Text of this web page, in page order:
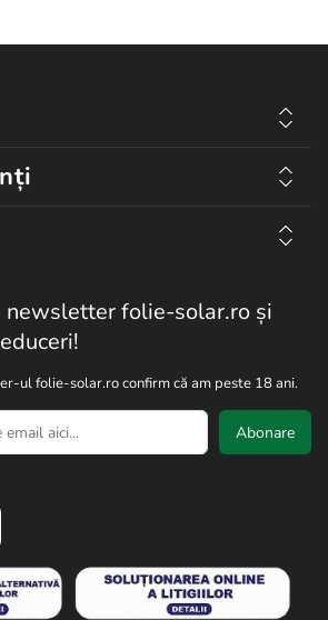
folie-solar.ro și
ul folie-solar.ro confirm că am peste 18 ani.
Abonare